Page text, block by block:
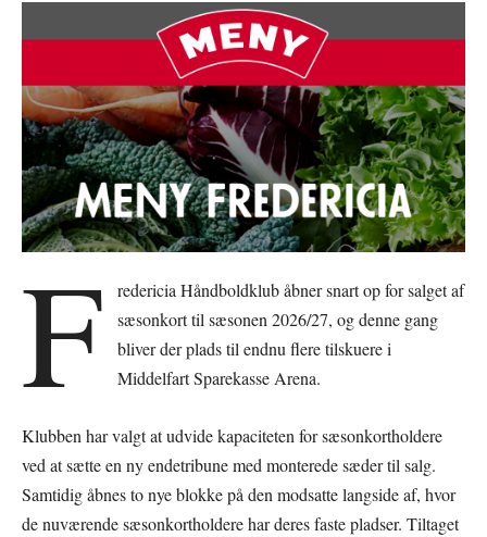
F
redericia Håndboldklub åbner snart op for salget af
sæsonkort til sæsonen 2026/27, og denne gang
bliver der plads til endnu flere tilskuere i
Middelfart Sparekasse Arena.
Klubben har valgt at udvide kapaciteten for sæsonkortholdere
ved at sætte en ny endetribune med monterede sæder til salg.
Samtidig åbnes to nye blokke på den modsatte langside af, hvor
de nuværende sæsonkortholdere har deres faste pladser. Tiltaget